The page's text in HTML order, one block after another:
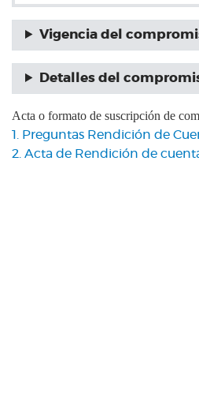
Vigencia del
Detalles del
Acta o formato de suscripción de
1. Preguntas Rendición de
2. Acta de Rendición de